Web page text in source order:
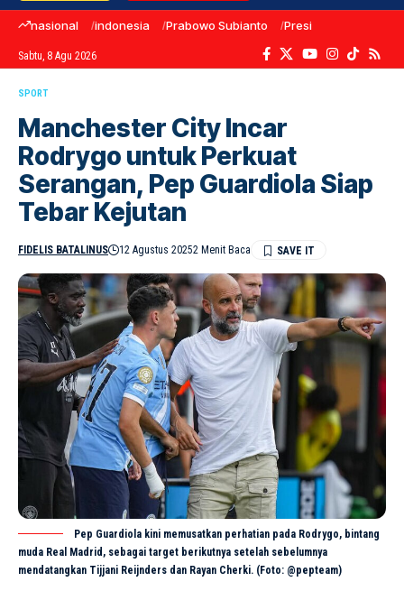
nasional indonesia Prabowo Subianto Presiden Prabowo
Sabtu, 8 Agu 2026
SPORT
Manchester City Incar
Rodrygo untuk Perkuat
Serangan, Pep Guardiola Siap
Tebar Kejutan
FIDELIS BATALINUS 12 Agustus 20252 Menit Baca
Pep Guardiola kini memusatkan perhatian pada Rodrygo, bintang
muda Real Madrid, sebagai target berikutnya setelah sebelumnya
mendatangkan Tijjani Reijnders dan Rayan Cherki. (Foto: @pepteam)